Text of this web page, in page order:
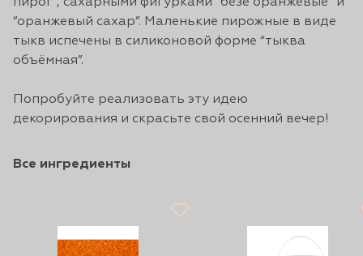
“оранжевый сахар”. Маленькие пирожные в виде
тыкв испечены в силиконовой форме “тыква
объёмная”.
Попробуйте реализовать эту идею
декорирования и скрасьте свой осенний вечер!
Все ингредиенты